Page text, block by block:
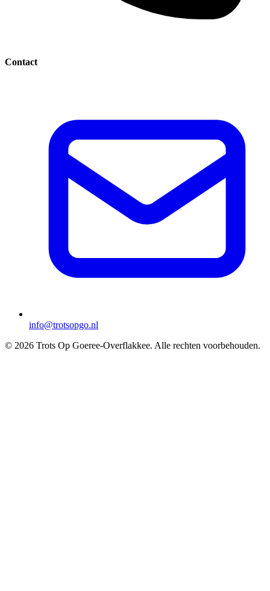
Contact
info@trotsopgo.nl
© 2026 Trots Op Goeree-Overflakkee. Alle rechten voorbehouden.